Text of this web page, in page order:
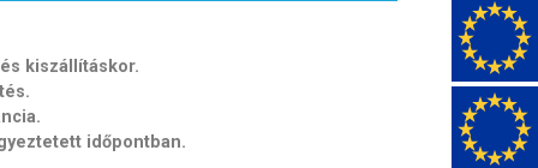
kiszállításkor.
időpontban.